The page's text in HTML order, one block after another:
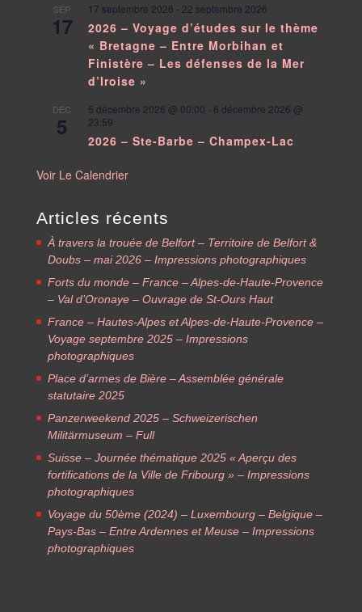
SEP
17
17 septembre 2026 - 22 septembre 2026
2026 – Voyage d’études sur le thème
« Bretagne – Entre Morbihan et
Finistère – Les défenses de la Mer
d’Iroise »
DÉC
5
5 décembre 2026 @ 00:00 - 6 décembre 2026 @
23:59
2026 – Ste-Barbe – Champex-Lac
Voir Le Calendrier
Articles récents
À travers la trouée de Belfort – Territoire de Belfort &
Doubs – mai 2026 – Impressions photographiques
Forts du monde – France – Alpes-de-Haute-Provence
– Val d’Oronaye – Ouvrage de St-Ours Haut
France – Hautes-Alpes et Alpes-de-Haute-Provence –
Voyage septembre 2025 – Impressions
photographiques
Place d’armes de Bière – Assemblée générale
statutaire 2025
Panzerweekend 2025 – Schweizerischen
Militärmuseum – Full
Suisse – Journée thématique 2025 « Aperçu des
fortifications de la Ville de Fribourg » – Impressions
photographiques
Voyage du 50ème (2024) – Luxembourg – Belgique –
Pays-Bas – Entre Ardennes et Meuse – Impressions
photographiques